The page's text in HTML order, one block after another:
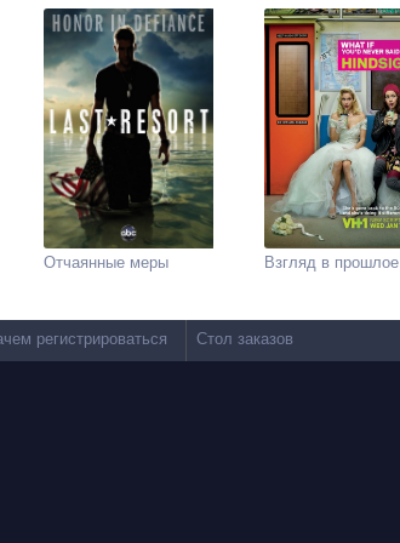
Взгляд в прошлое
Отчаянные меры
регистрироваться Стол заказов